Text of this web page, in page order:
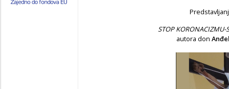
STOP KORONACIZMU-
autora don